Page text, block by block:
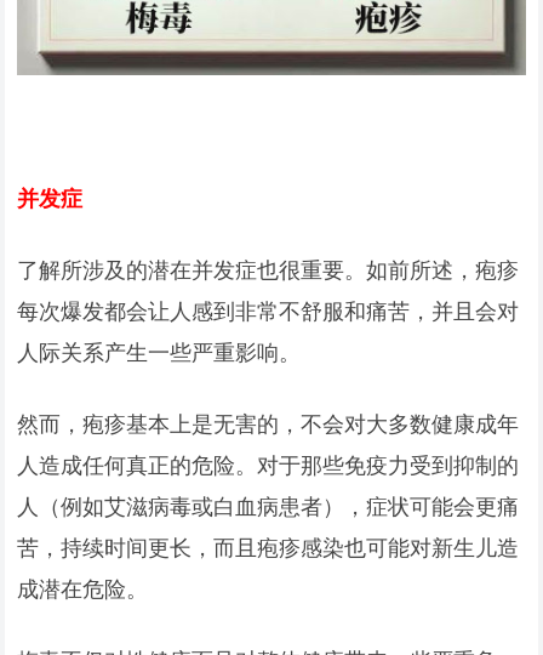
并发症
了解所涉及的潜在并发症也很重要。如前所述，疱疹
每次爆发都会让人感到非常不舒服和痛苦，并且会对
人际关系产生一些严重影响。
然而，疱疹基本上是无害的，不会对大多数健康成年
人造成任何真正的危险。对于那些免疫力受到抑制的
人（例如艾滋病毒或白血病患者），症状可能会更痛
苦，持续时间更长，而且疱疹感染也可能对新生儿造
成潜在危险。